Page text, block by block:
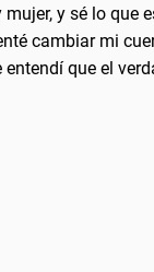
y sé lo que
cambiar mi
que el